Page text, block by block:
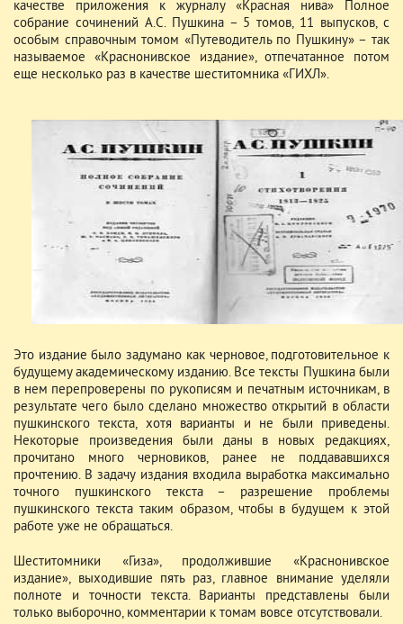
качестве приложения к журналу «Красная нива» Полное
собрание сочинений А.С. Пушкина – 5 томов, 11 выпусков, с
особым справочным томом «Путеводитель по Пушкину» – так
называемое «Краснонивское издание», отпечатанное потом
еще несколько раз в качестве шеститомника «ГИХЛ».
Это издание было задумано как черновое, подготовительное к
будущему академическому изданию. Все тексты Пушкина были
в нем перепроверены по рукописям и печатным источникам, в
результате чего было сделано множество открытий в области
пушкинского текста, хотя варианты и не были приведены.
Некоторые произведения были даны в новых редакциях,
прочитано много черновиков, ранее не поддававшихся
прочтению. В задачу издания входила выработка максимально
точного пушкинского текста – разрешение проблемы
пушкинского текста таким образом, чтобы в будущем к этой
работе уже не обращаться.
Шеститомники «Гиза», продолжившие «Краснонивское
издание», выходившие пять раз, главное внимание уделяли
полноте и точности текста. Варианты представлены были
только выборочно, комментарии к томам вовсе отсутствовали.